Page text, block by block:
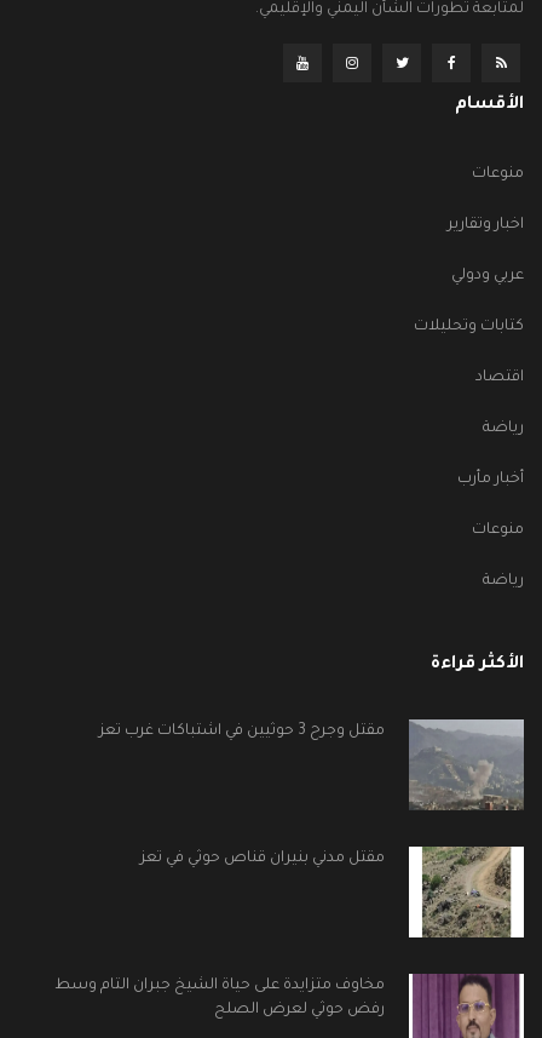
لمتابعة تطورات الشأن اليمني والإقليمي.
الأقسام
منوعات
اخبار وتقارير
عربي ودولي
كتابات وتحليلات
اقتصاد
رياضة
أخبار مأرب
منوعات
رياضة
الأكثر قراءة
مقتل وجرح 3 حوثيين في اشتباكات غرب تعز
مقتل مدني بنيران قناص حوثي في تعز
مخاوف متزايدة على حياة الشيخ جبران التام وسط
رفض حوثي لعرض الصلح